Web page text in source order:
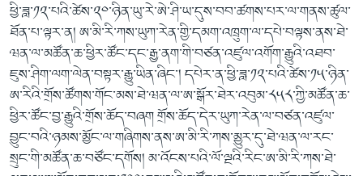
ཕྱི་ཟླ་༡༢་པའི་ཚེས་༢༠་ཉིན་ཡུ་རེ་ཨེ་ཤི་ཡ་དུས་བབ་ཚགས་པར་ལ་གནས་ཚུལ་
ཐོན་པ་ལྟར་ན། ཨ་མི་རི་ཀས་ཡུཀ་རེན་གྱི་དམག་འཁྲུག་ལ་དཔེ་བལྟས་ནས་ཐེ་
ཝན་ལ་མཚོན་ཆ་ཕྱིར་ཚོང་དང་རྒྱ་ནག་གི་བཙན་འཛུལ་འགོག་རྒྱུའི་འཐབ་
ཇུས་ཤིག་ལག་ལེན་བསྟར་རྒྱུ་ཡིན་ཞིང་། དཔེར་ན་ཕྱི་ཟླ་༡༢་པའི་ཚེས་༡༥་ཉིན་
ཨ་རིའི་གྲོས་ཚོགས་གོང་མས་ཐེ་ཝན་ལ་ཨ་སྒོར་ཐེར་འབུམ་༨༥༨་ཀྱི་མཚོན་ཆ་
ཕྱིར་ཚོང་བྱ་རྒྱུའི་གྲོས་ཆོད་བཞག གྲོས་ཆོད་དེར་ཡུཀ་རེན་ལ་བཙན་འཛུལ་
བྱུང་བའི་ཉམས་མྱོང་ལ་གཞིགས་ནས་ཨ་མི་རི་ཀས་མྱུར་དུ་ཐེ་ཝན་ལ་རང་
སྲུང་གི་མཚོན་ཆ་བཙོང་དགོས། མ་འོངས་པའི་ལོ་ལྔའི་རིང་ཨ་མི་རི་ཀས་ཐེ་